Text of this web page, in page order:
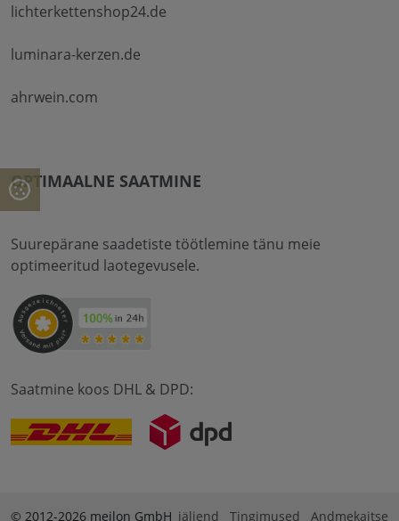
lichterkettenshop24.de
luminara-kerzen.de
ahrwein.com
OPTIMAALNE SAATMINE
Suurepärane saadetiste töötlemine tänu meie
optimeeritud laotegevusele.
Saatmine koos DHL & DPD:
© 2012-2026 meilon GmbH jäljend Tingimused Andmekaitse